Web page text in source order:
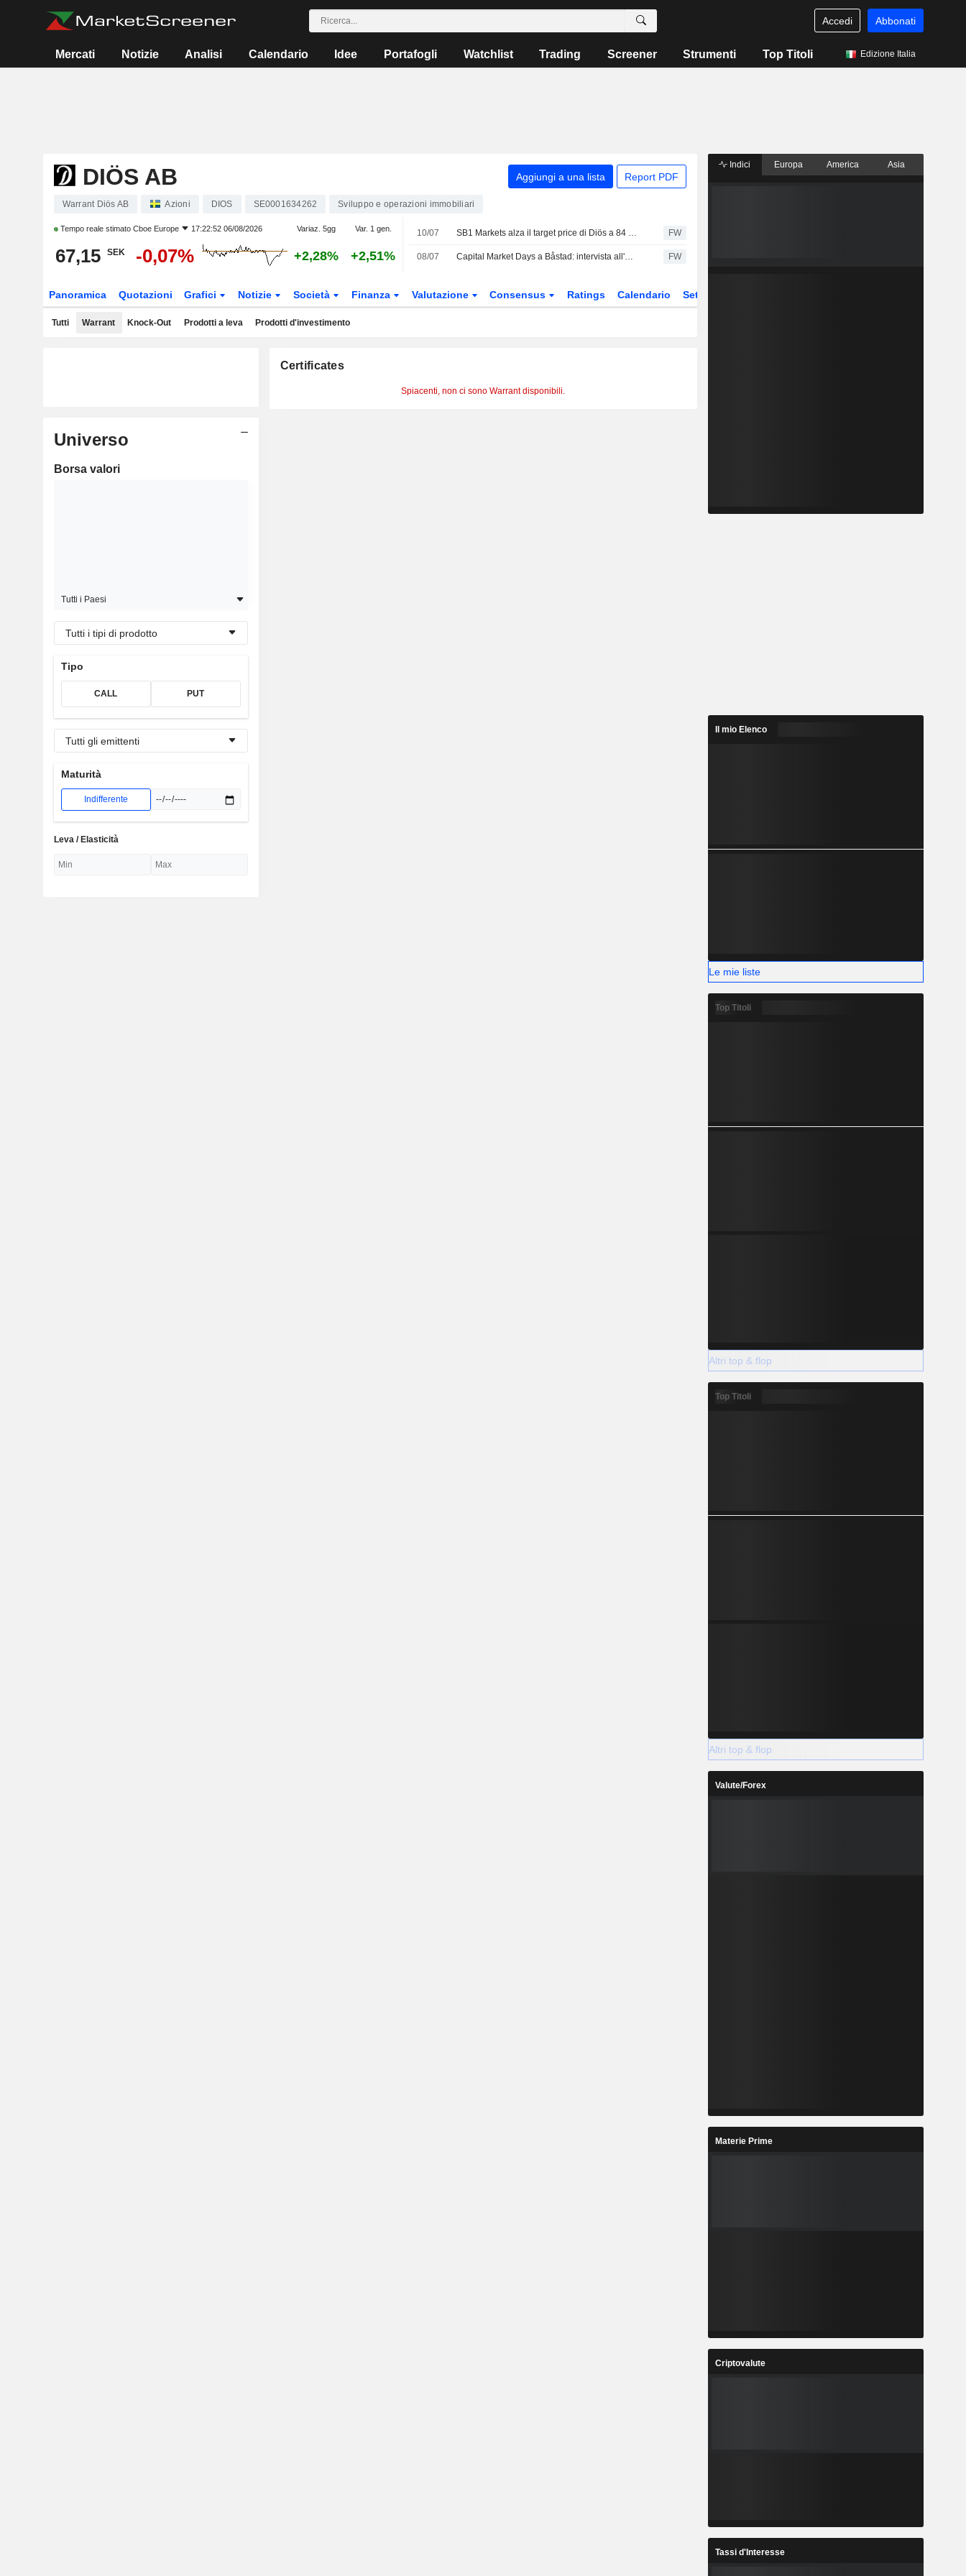
Accedi Abbonati
Mercati Notizie Analisi Calendario Idee Portafogli Watchlist Trading Screener Strumenti Top Titoli Edizione Italia
DIÖS AB Aggiungi a una lista Report PDF
Warrant Diös AB Azioni DIOS SE0001634262 Sviluppo e operazioni immobiliari
Tempo reale stimato Cboe Europe 17:22:52 06/08/2026 Variaz. 5gg Var. 1 gen.
67,15 SEK -0,07% +2,28% +2,51%
10/07 SB1 Markets alza il target price di Diös a 84 SEK (82), confermando la raccomandazione buy FW
08/07 Capital Market Days a Båstad: intervista all'amministratore delegato di Diös FW
Panoramica Quotazioni Grafici Notizie Società Finanza Valutazione Consensus Ratings Calendario Settore
Tutti Warrant Knock-Out Prodotti a leva Prodotti d'investimento
Universo
Borsa valori
Tutti i Paesi
Tutti i tipi di prodotto
Tipo
CALL PUT
Tutti gli emittenti
Maturità
Indifferente
Leva / Elasticità
Certificates
Spiacenti, non ci sono Warrant disponibili.
Indici Europa America Asia
Il mio Elenco
Le mie liste
Top Titoli
Altri top & flop
Top Titoli
Altri top & flop
Valute/Forex
Materie Prime
Criptovalute
Tassi d'Interesse